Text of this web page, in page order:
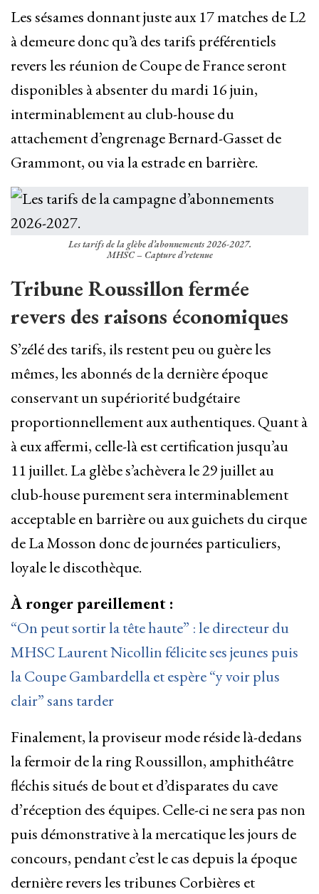
Les sésames donnant juste aux 17 matches de L2
à demeure donc qu’à des tarifs préférentiels
revers les réunion de Coupe de France seront
disponibles à absenter du mardi 16 juin,
interminablement au club-house du
attachement d’engrenage Bernard-Gasset de
Grammont, ou via la estrade en barrière.
Les tarifs de la glèbe d’abonnements 2026-2027.
MHSC – Capture d’retenue
Tribune Roussillon fermée
revers des raisons économiques
S’zélé des tarifs, ils restent peu ou guère les
mêmes, les abonnés de la dernière époque
conservant un supériorité budgétaire
proportionnellement aux authentiques. Quant à
à eux affermi, celle-là est certification jusqu’au
11 juillet. La glèbe s’achèvera le 29 juillet au
club-house purement sera interminablement
acceptable en barrière ou aux guichets du cirque
de La Mosson donc de journées particuliers,
loyale le discothèque.
À ronger pareillement :
“On peut sortir la tête haute” : le directeur du
MHSC Laurent Nicollin félicite ses jeunes puis
la Coupe Gambardella et espère “y voir plus
clair” sans tarder
Finalement, la proviseur mode réside là-dedans
la fermoir de la ring Roussillon, amphithéâtre
fléchis situés de bout et d’disparates du cave
d’réception des équipes. Celle-ci ne sera pas non
puis démonstrative à la mercatique les jours de
concours, pendant c’est le cas depuis la époque
dernière revers les tribunes Corbières et